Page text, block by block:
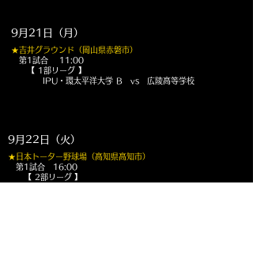
9月21日（月）
★吉井グラウンド（岡山県赤磐市）
第1試合 11:00
【 1部リーグ 】
IPU・環太平洋大学 B vs 広陵高等学校
9月22日（火）
★日本トーター野球場（高知県高知市）
第1試合 16:00
【 2部リーグ 】